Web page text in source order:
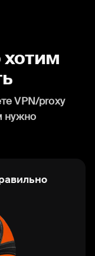
хотим
VPN/proxy
нужно